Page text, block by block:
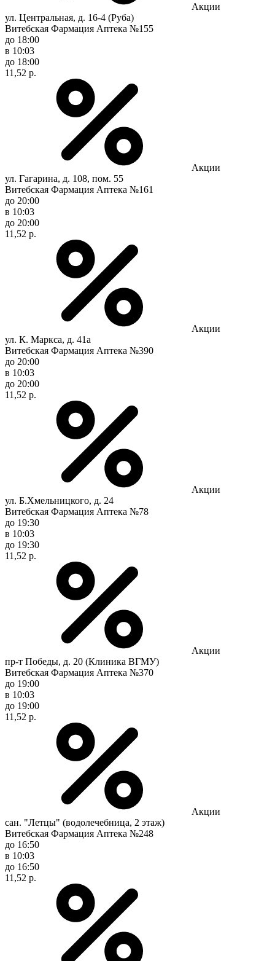
Акции
ул. Центральная, д. 16-4 (Руба)
Витебская Фармация Аптека №155
до 18:00
в 10:03
до 18:00
11,52 р.
Акции
ул. Гагарина, д. 108, пом. 55
Витебская Фармация Аптека №161
до 20:00
в 10:03
до 20:00
11,52 р.
Акции
ул. К. Маркса, д. 41а
Витебская Фармация Аптека №390
до 20:00
в 10:03
до 20:00
11,52 р.
Акции
ул. Б.Хмельницкого, д. 24
Витебская Фармация Аптека №78
до 19:30
в 10:03
до 19:30
11,52 р.
Акции
пр-т Победы, д. 20 (Клиника ВГМУ)
Витебская Фармация Аптека №370
до 19:00
в 10:03
до 19:00
11,52 р.
Акции
сан. "Летцы" (водолечебница, 2 этаж)
Витебская Фармация Аптека №248
до 16:50
в 10:03
до 16:50
11,52 р.